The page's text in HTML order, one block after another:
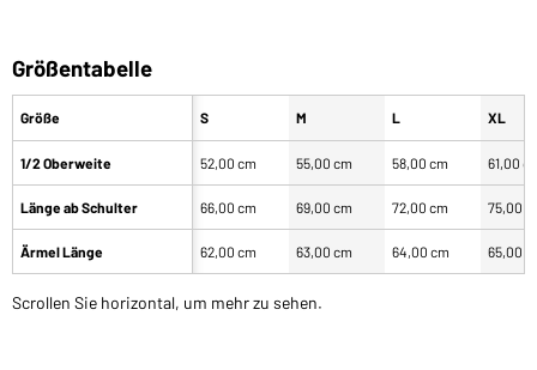
Größentabelle
Größe
1/2 Oberweite
Länge ab Schulter
Ärmel Länge
S M L XL
52,00 cm 55,00 cm 58,00 cm 61,00
66,00 cm 69,00 cm 72,00 cm 75,00
62,00 cm 63,00 cm 64,00 cm 65,00
Scrollen Sie horizontal, um mehr zu sehen.